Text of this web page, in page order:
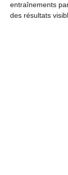
entraînements
des résultats